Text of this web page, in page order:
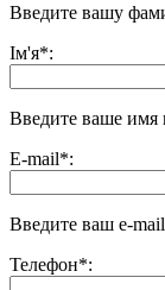
Введите вашу
Ім'я*:
Введите ваше имя
E-mail*:
Введите ваш e-mail
Телефон*: